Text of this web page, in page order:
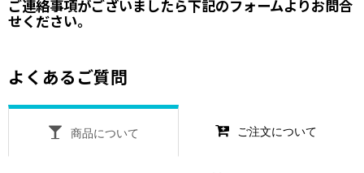
ご連絡事項がございましたら下記のフォームよりお問合
せください。
よくあるご質問
商品について ご注文について